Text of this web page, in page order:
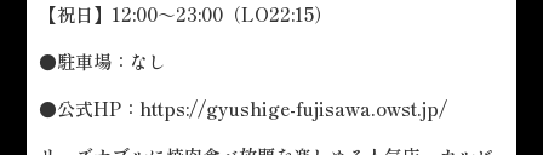
【祝日】12:00～23:00（LO22:15）
●駐車場：なし
●公式HP： https://gyushige-fujisawa.owst.jp/